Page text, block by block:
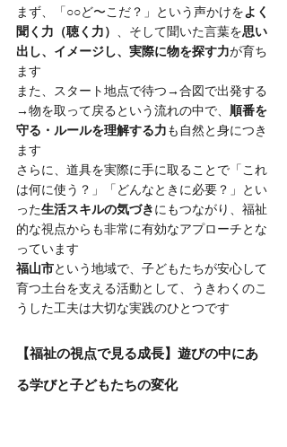
まず、「○○ど〜こだ？」という声かけをよく
聞く力（聴く力） 、そして聞いた言葉を思い
出し、イメージし、実際に物を探す力が育ち
ます
また、スタート地点で待つ→合図で出発する
→物を取って戻るという流れの中で、 順番を
守る・ルールを理解する力 も自然と身につき
ます
さらに、道具を実際に手に取ることで「これ
は何に使う？」「どんなときに必要？」とい
った生活スキルの気づき にもつながり、福祉
的な視点からも非常に有効なアプローチとな
っています
福山市という地域で、子どもたちが安心して
育つ土台を支える活動として、うきわくのこ
うした工夫は大切な実践のひとつです
【福祉の視点で見る成長】遊びの中にあ
る学びと子どもたちの変化